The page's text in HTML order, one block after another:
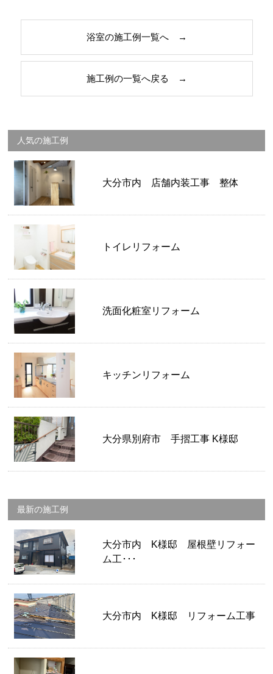
浴室の施工例一覧へ →
施工例の一覧へ戻る →
人気の施工例
大分市内 店舗内装工事 整体
トイレリフォーム
洗面化粧室リフォーム
キッチンリフォーム
大分県別府市 手摺工事 K様邸
最新の施工例
大分市内 K様邸 屋根壁リフォー
ム工･･･
大分市内 K様邸 リフォーム工事